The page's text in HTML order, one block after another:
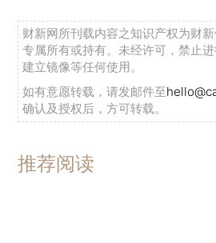
财新网所刊载内容之知识产权为财
专属所有或持有。未经许可，禁止
建立镜像等任何使用。
如有意愿转载，请发邮件至
确认及授权后，方可转载。
推荐阅读